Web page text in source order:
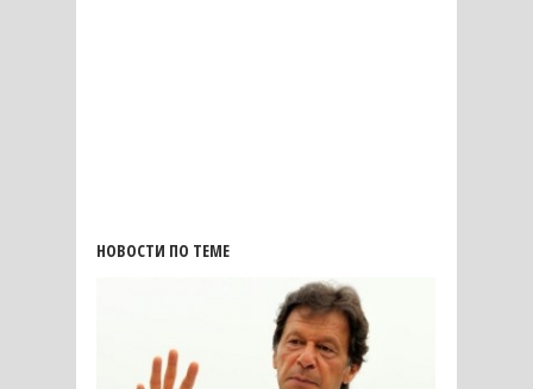
НОВОСТИ ПО ТЕМЕ